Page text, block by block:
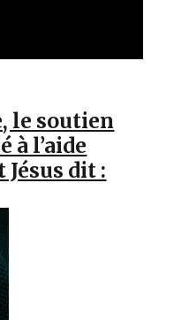
le soutien
à l’aide
dit :